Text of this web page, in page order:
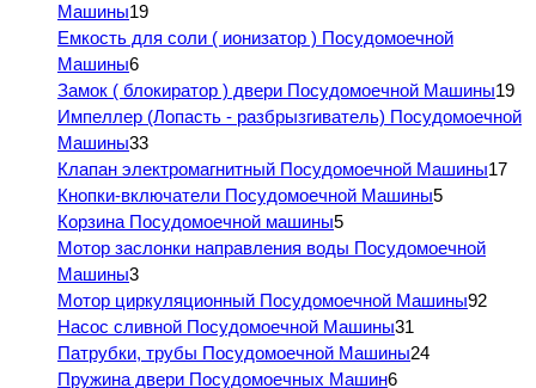
Машины19
Емкость для соли ( ионизатор ) Посудомоечной
Машины6
Замок ( блокиратор ) двери Посудомоечной Машины19
Импеллер (Лопасть - разбрызгиватель) Посудомоечной
Машины33
Клапан электромагнитный Посудомоечной Машины17
Кнопки-включатели Посудомоечной Машины5
Корзина Посудомоечной машины5
Мотор заслонки направления воды Посудомоечной
Машины3
Мотор циркуляционный Посудомоечной Машины92
Насос сливной Посудомоечной Машины31
Патрубки, трубы Посудомоечной Машины24
Пружина двери Посудомоечных Машин6